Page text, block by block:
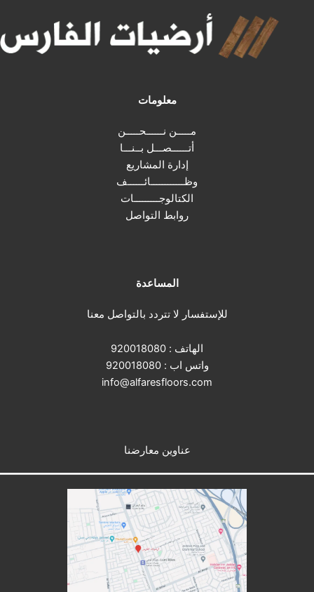
معلومات
مـــــن نــــــحـــــن
أتــــــصـــل بــنـــا
إدارة المشاريع
وظــــــــــــائــــــف
الكتالوجـــــــــات
روابط التواصل
المساعدة
للإستفسار لا تتردد بالتواصل معنا
الهاتف : 920018080
واتس اب :920018080
info@alfaresfloors.com
عناوين معارضنا